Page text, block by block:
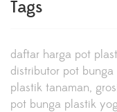
Tags
daftar harga pot
distributor pot
plastik tanaman
pot bunga plastik